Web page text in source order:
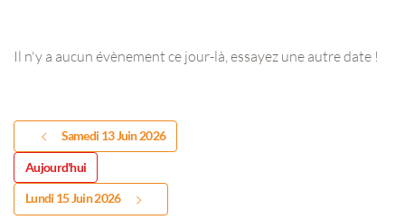
Il n'y a aucun évènement ce jour-là, essayez une autre date !
Samedi 13 Juin 2026
Aujourd'hui
Lundi 15 Juin 2026